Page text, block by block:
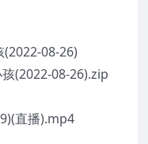
08-26)
(2022-08-26).zip
直播).mp4